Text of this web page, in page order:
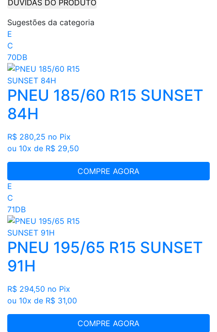
DÚVIDAS DO PRODUTO
Sugestões da categoria
E
C
70DB
PNEU 185/60 R15 SUNSET
84H
R$ 280,25 no Pix
ou 10x de R$ 29,50
COMPRE AGORA
E
C
71DB
PNEU 195/65 R15 SUNSET
91H
R$ 294,50 no Pix
ou 10x de R$ 31,00
COMPRE AGORA